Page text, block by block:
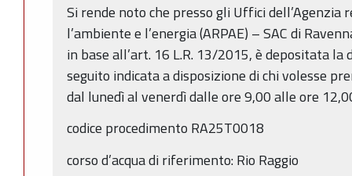
Si rende noto che presso gli Uffici dell’Agenzia
l’ambiente e l’energia (ARPAE) – SAC di
in base all’art. 16 L.R. 13/2015, è depositata la
seguito indicata a disposizione di chi volesse
dal lunedì al venerdì dalle ore 9,00 alle ore
codice procedimento RA25T0018
corso d’acqua di riferimento: Rio Raggio